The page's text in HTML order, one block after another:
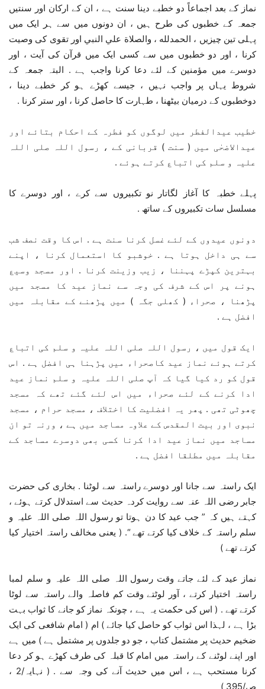
نماز کے بعد اجماعاً دو خطبے دینا سنت ہے ، ان کے ارکان اور سنتیں
جمعہ کے خطبوں کی طرح ہیں ، ان دونوں میں سے ہر ایک میں
پہلی تین چیزیں ، الحمدلله ، والصلاة علي النبي اور تقوی کی وصیت
کرنا ، اور دو خطبوں میں سے کسی ایک میں قرآن کی آیت ، اور
دوسرے میں مؤمنین کے لئے دعا کرنا واجب ہے . البتہ جمعہ کے
شروط یہاں پر واجب نہیں ، جیسے کھڑے ہو کر خطبے دینا ،
دوخطبوں کے درمیان بیٹھنا ، طہارت کا حاصل کرنا ، اور ستر کرنا .
خطیب عیدالفطر میں لوگوں کو فطرہ کے احکام بتائے اور
عیدالاضحٰی میں ( سنت ) قربانی کے ، رسول اللہ صلی اللہ
علیہ و سلم کی اتباع کرتے ہوئے .
پہلے خطبہ کا آغاز لگاتار نو تکبیروں سے کرے ، اور دوسرے کا
مسلسل سات تکبیروں کے ساتھ .
دونوں عیدوں کے لئے غسل کرنا سنت ہے . اس کا وقت نصف شب
سے ہی داخل ہوتا ہے . خوشبو کا استعمال کرنا ، اپنے
بہترین کپڑے پہننا ، زیب وزینت کرنا . اور مسجد وسیع
ہونے پر اس کے شرف کی وجہ سے نماز عید کا مسجد میں
پڑھنا ، صحراء ( کھلی جگہ ) میں پڑھنے کے مقابلہ میں
افضل ہے .
ایک قول میں ، رسول اللہ صلی اللہ علیہ و سلم کی اتباع
کرتے ہوئے نماز عید کاصحراء میں پڑہنا ہی افضل ہے . اس
قول کو رد کیا گیا کہ آپ صلی اللہ علیہ و سلم نماز عید
ادا کرنے کے لئے صحراء میں اس لئے گئے تھے کہ مسجد
چھوٹی تھی . پھر یہ افضلیت کا اختلاف ، مسجد حرام ، مسجد
نبوی اور بیت المقدس کے علاوہ مساجد میں ہے ، ورنہ تو ان
مساجد میں نماز عید ادا کرنا کسی بھی دوسرے مساجد کے
مقابلہ میں مطلقا افضل ہے .
ایک راستہ سے جانا اور دوسرے راستہ سے لوٹنا . بخاری کی حضرت
جابر رضی اللہ عنہ سے روایت کردہ حدیث سے استدلال کرتے ہوئے ،
کہتے ہیں کہ ” جب عید کا دن ہوتا تو رسول اللہ صلی اللہ علیہ و
سلم راستہ کے خلاف کیا کرتے تھے “. ( یعنی مخالف راستہ اختیار کیا
کرتے تھے )
نماز عید کے لئے جاتے وقت رسول اللہ صلی اللہ علیہ و سلم لمبا
راستہ اختیار کرتے ، آور لوٹتے وقت کم فاصلہ والے راستہ سے لوٹا
کرتے تھے . ( اس کی حکمت یہ ہے ، چونکہ نماز کو جانے کا ثواب بہت
بڑا ہے ، لہذا اس ثواب کو حاصل کیا جائے ) ام ( امام شافعی کی ایک
ضخیم حدیث پر مشتمل کتاب ، جو دو جلدوں پر مشتمل ہے ) میں ہے
اور اپنے لوٹنے کے راستہ میں امام کا قبلہ کی طرف کھڑے ہو کر دعا
کرنا مستحب ہے ، اس میں حدیث آنے کی وجہ سے . ( نہایہ/2 ،
ص/395 )